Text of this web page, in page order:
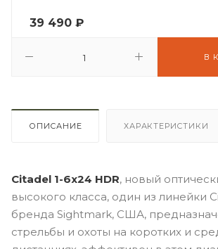
39 490 ₽
В
ОПИСАНИЕ ХАРАКТЕРИСТИКИ
Citadel 1-6x24 HDR, новый
высокого класса, один из линейки
бренда Sightmark, США,
стрельбы и охоты на коротких и